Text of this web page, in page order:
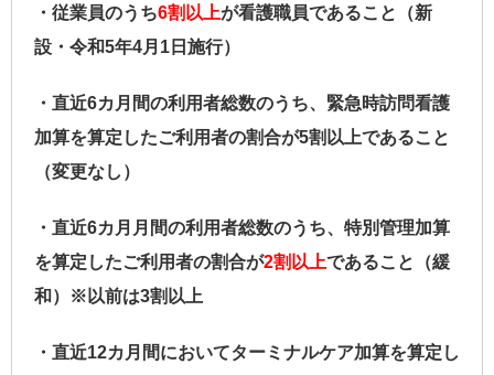
・従業員のうち6割以上が看護職員であること（新
設・令和5年4月1日施行）
・直近6カ月間の利用者総数のうち、緊急時訪問看護
加算を算定したご利用者の割合が5割以上であること
（変更なし）
・直近6カ月月間の利用者総数のうち、特別管理加算
を算定したご利用者の割合が2割以上であること（緩
和）※以前は3割以上
・直近12カ月間においてターミナルケア加算を算定し